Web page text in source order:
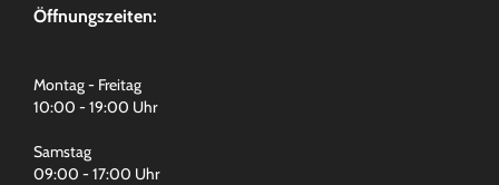
Öffnungszeiten:
Montag - Freitag
10:00 - 19:00 Uhr
Samstag
09:00 - 17:00 Uhr